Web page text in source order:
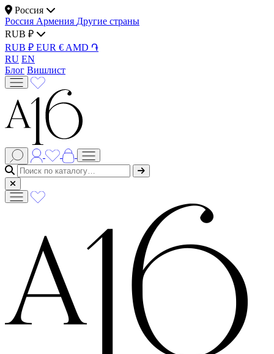
Россия
Россия Армения Другие страны
RUB ₽
RUB ₽ EUR € AMD ֏
RU EN
Блог Вишлист